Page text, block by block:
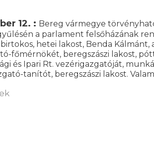
12. : Bereg vármegye
a parlament felsőházának
hetei lakost, Benda
főmérnökét, beregszászi lakost,
és Ipari Rt. vezérigazgatóját,
tanítót, beregszászi lakost.